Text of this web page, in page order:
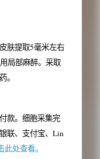
肤提取5毫米左右
局部麻醉。采取
。
款。细胞采集完
联、支付宝、Lin
处查看。